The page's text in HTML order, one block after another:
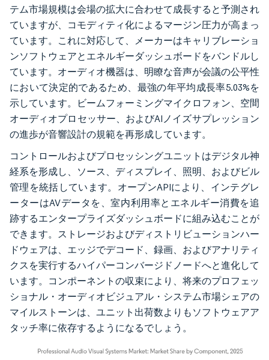
テム市場規模は会場の拡大に合わせて成長すると予測され
ていますが、コモディティ化によるマージン圧力が高まっ
ています。これに対応して、メーカーはキャリブレーショ
ンソフトウェアとエネルギーダッシュボードをバンドルし
ています。オーディオ機器は、明瞭な音声が会議の公平性
において決定的であるため、最強の年平均成長率5.03%を
示しています。ビームフォーミングマイクロフォン、空間
オーディオプロセッサー、およびAIノイズサプレッション
の進歩が音響設計の規範を再形成しています。
コントロールおよびプロセッシングユニットはデジタル神
経系を形成し、ソース、ディスプレイ、照明、およびビル
管理を統括しています。オープンAPIにより、インテグレ
ーターはAVデータを、室内利用率とエネルギー消費を追
跡するエンタープライズダッシュボードに組み込むことが
できます。ストレージおよびディストリビューションハー
ドウェアは、エッジでデコード、録画、およびアナリティ
クスを実行するハイパーコンバージドノードへと進化して
います。コンポーネントの収束により、将来のプロフェッ
ショナル・オーディオビジュアル・システム市場シェアの
マイルストーンは、ユニット出荷数よりもソフトウェアア
タッチ率に依存するようになるでしょう。